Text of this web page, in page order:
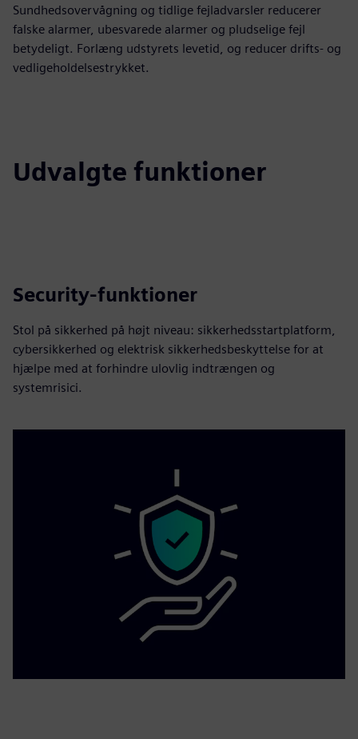
Sundhedsovervågning og tidlige fejladvarsler reducerer
falske alarmer, ubesvarede alarmer og pludselige fejl
betydeligt. Forlæng udstyrets levetid, og reducer drifts- og
vedligeholdelsestrykket.
Udvalgte funktioner
Security-funktioner
Stol på sikkerhed på højt niveau: sikkerhedsstartplatform,
cybersikkerhed og elektrisk sikkerhedsbeskyttelse for at
hjælpe med at forhindre ulovlig indtrængen og
systemrisici.